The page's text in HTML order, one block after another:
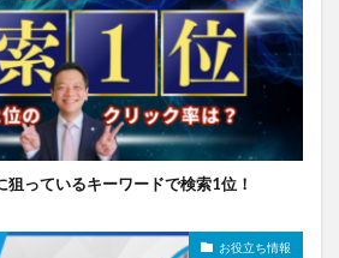
狙っているキーワードで検索1位！
お役立ち情報